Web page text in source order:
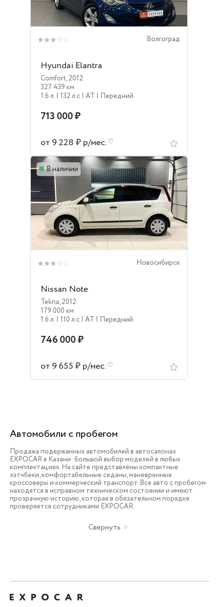
Волгоград
Hyundai Elantra
Comfort,2012
327 439 км
1.6 л. | 132 л.c | AT | Передний
713 000 ₽
от 9 228 ₽ р/мес.
В наличии
Новосибирск
Nissan Note
Tekna,2012
179 000 км
1.6 л. | 110 л.c | AT | Передний
746 000 ₽
от 9 655 ₽ р/мес.
Автомобили с пробегом
Продажа подержанных автомобилей в автосалонах
EXPOCAR в Казани: большой выбор моделей в любых
комплектациях. На сайте представлены компактные
хэтчбеки, комфортабельные седаны, маневренные
кроссоверы и коммерческий транспорт. Все авто с пробегом
находятся в исправном техническом состоянии и имеют
прозрачную историю, которая в обязательном порядке
проверяется сотрудниками EXPOCAR.
Свернуть